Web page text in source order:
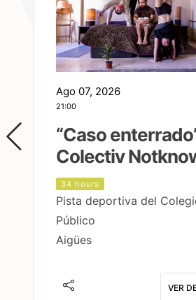
Ago 07, 2026
21:00
“Caso
Colectiv
34 hours
Pista deportiva del
Público
Aigües
VER